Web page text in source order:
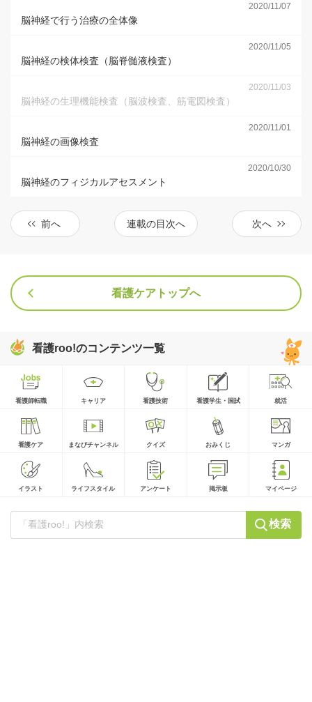
2020/11/07
脳神経で行う治療の全体像
2020/11/05
脳神経の検体検査（脳脊髄液検査）
2020/11/03
脳神経の生理機能検査（脳波検査、筋電図検査）
2020/11/01
脳神経の画像検査
2020/10/30
脳神経のフィジカルアセスメント
前へ 連載の目次へ 次へ
看護ケアトップへ
看護roo!のコンテンツ一覧
看護師転職 キャリア 看護技術 看護学生・国試 就活
看護ケア まなびチャンネル クイズ おみくじ マンガ
イラスト ライフスタイル アンケート 掲示板 マイページ
検索